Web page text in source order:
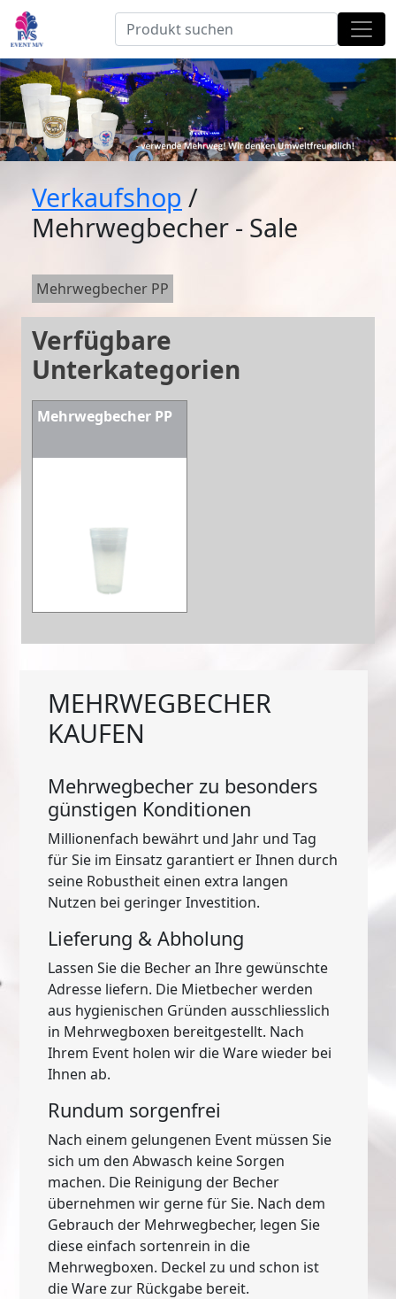
Verkaufshop /
Mehrwegbecher - Sale
Mehrwegbecher PP
Verfügbare
Unterkategorien
Mehrwegbecher PP
MEHRWEGBECHER
KAUFEN
Mehrwegbecher zu besonders
günstigen Konditionen
Millionenfach bewährt und Jahr und Tag
für Sie im Einsatz garantiert er Ihnen durch
seine Robustheit einen extra langen
Nutzen bei geringer Investition.
Lieferung & Abholung
Lassen Sie die Becher an Ihre gewünschte
Adresse liefern. Die Mietbecher werden
aus hygienischen Gründen ausschliesslich
in Mehrwegboxen bereitgestellt. Nach
Ihrem Event holen wir die Ware wieder bei
Ihnen ab.
Rundum sorgenfrei
Nach einem gelungenen Event müssen Sie
sich um den Abwasch keine Sorgen
machen. Die Reinigung der Becher
übernehmen wir gerne für Sie. Nach dem
Gebrauch der Mehrwegbecher, legen Sie
diese einfach sortenrein in die
Mehrwegboxen. Deckel zu und schon ist
die Ware zur Rückgabe bereit.